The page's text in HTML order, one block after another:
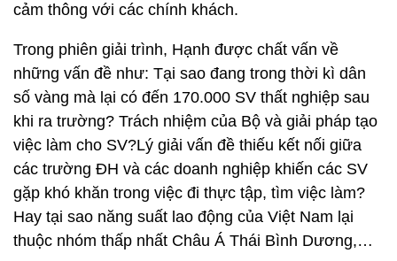
cảm thông với các chính khách.
Trong phiên giải trình, Hạnh được chất vấn về
những vấn đề như: Tại sao đang trong thời kì dân
số vàng mà lại có đến 170.000 SV thất nghiệp sau
khi ra trường? Trách nhiệm của Bộ và giải pháp tạo
việc làm cho SV?Lý giải vấn đề thiếu kết nối giữa
các trường ĐH và các doanh nghiệp khiến các SV
gặp khó khăn trong việc đi thực tập, tìm việc làm?
Hay tại sao năng suất lao động của Việt Nam lại
thuộc nhóm thấp nhất Châu Á Thái Bình Dương,…